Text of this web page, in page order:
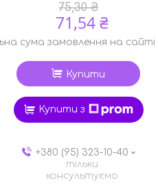
75,30 ₴
71,54 ₴
сума замовлення на
Купити
Купити з
+380 (95) 323-10-40
тільки
консультуємо